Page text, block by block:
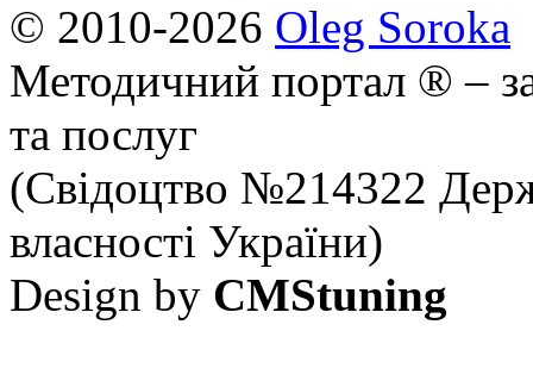
© 2010-2026 Oleg Soroka
Методичний портал ® –
та послуг
(Свідоцтво №214322
власності України)
Design by CMStuning